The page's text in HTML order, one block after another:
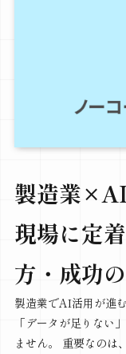
製造業×AI
現場に定
方・成功
製造業でAI活用が進
「データが足りない
ません。 重要なのは